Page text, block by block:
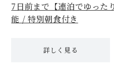
7日前まで【連泊でゆった
能 / 特別朝食付き
詳しく見る